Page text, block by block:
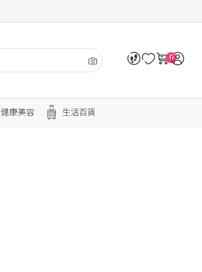
0
健康美容 生活百貨